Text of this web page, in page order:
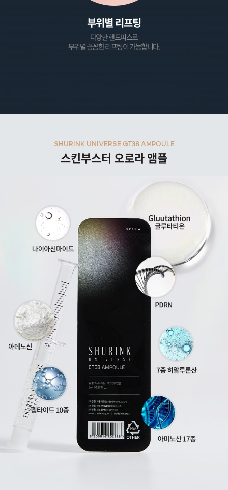
부위별 리프팅
다양한 핸드피스로
부위별 꼼꼼한 리프팅이 가능합니다.
SHURINK UNIVERSE GT38 AMPOULE
스킨부스터 오로라 앰플